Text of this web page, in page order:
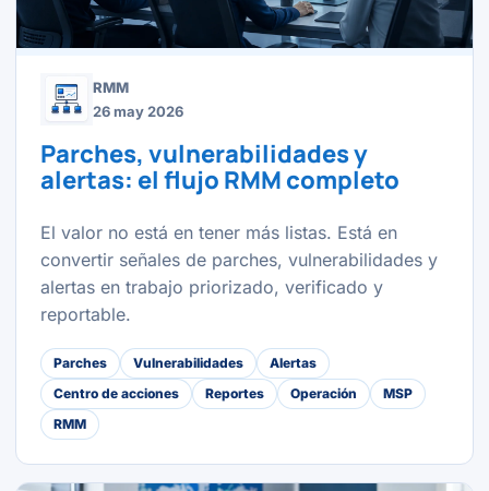
RMM
26 may 2026
Parches, vulnerabilidades y
alertas: el flujo RMM completo
El valor no está en tener más listas. Está en
convertir señales de parches, vulnerabilidades y
alertas en trabajo priorizado, verificado y
reportable.
Parches Vulnerabilidades
Alertas
Centro de acciones
Reportes Operación
MSP
RMM